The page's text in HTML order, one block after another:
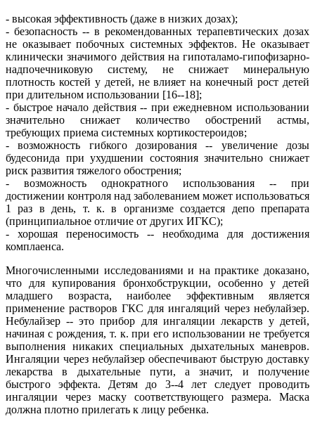
- высокая эффективность (даже в низких дозах);
- безопасность -- в рекомендованных терапевтических дозах
не оказывает побочных системных эффектов. Не оказывает
клинически значимого действия на гипоталамо-гипофизарно-
надпочечниковую систему, не снижает минеральную
плотность костей у детей, не влияет на конечный рост детей
при длительном использовании [16--18];
- быстрое начало действия -- при ежедневном использовании
значительно снижает количество обострений астмы,
требующих приема системных кортикостероидов;
- возможность гибкого дозирования -- увеличение дозы
будесонида при ухудшении состояния значительно снижает
риск развития тяжелого обострения;
- возможность однократного использования -- при
достижении контроля над заболеванием может использоваться
1 раз в день, т. к. в организме создается депо препарата
(принципиальное отличие от других ИГКС);
- хорошая переносимость -- необходима для достижения
комплаенса.
Многочисленными исследованиями и на практике доказано,
что для купирования бронхобструкции, особенно у детей
младшего возраста, наиболее эффективным является
применение растворов ГКС для ингаляций через небулайзер.
Небулайзер -- это прибор для ингаляции лекарств у детей,
начиная с рождения, т. к. при его использовании не требуется
выполнения никаких специальных дыхательных маневров.
Ингаляции через небулайзер обеспечивают быструю доставку
лекарства в дыхательные пути, а значит, и получение
быстрого эффекта. Детям до 3--4 лет следует проводить
ингаляции через маску соответствующего размера. Маска
должна плотно прилегать к лицу ребенка.